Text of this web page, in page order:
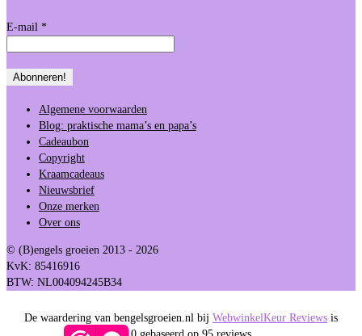
E-mail *
Algemene voorwaarden
Blog: praktische mama’s en papa’s
Cadeaubon
Copyright
Kraamcadeaus
Nieuwsbrief
Onze merken
Over ons
© (B)engels groeien 2013 - 2026
KvK: 85416916
BTW: NL004094245B34
De waardering van bengelsgroeien.nl bij WebwinkelKeur Reviews is
9.5/10 gebaseerd op 95 reviews.